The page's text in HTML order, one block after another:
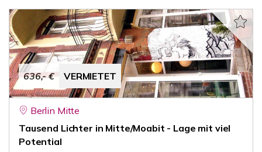
636,- € VERMIETET
Berlin Mitte
Tausend Lichter in Mitte/Moabit - Lage mit viel
Potential